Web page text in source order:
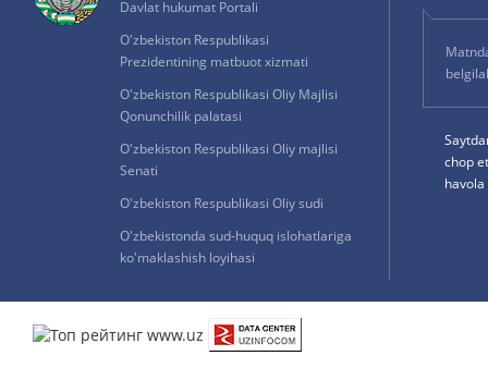
Davlat hukumat Portali
O'zbekiston Respublikasi
Prezidentining matbuot xizmati
O'zbekiston Respublikasi Oliy Majlisi
Qonunchilik palatasi
O'zbekiston Respublikasi Oliy majlisi
Senati
O'zbekiston Respublikasi Oliy sudi
O'zbekistonda sud-huquq islohatlariga
ko'maklashish loyihasi
chop